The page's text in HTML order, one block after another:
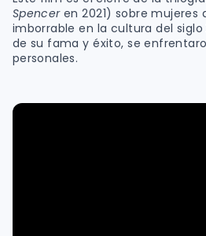
Spenceren 2021) sobre mujeres
imborrable en la cultura del siglo
de su fama y éxito, se
personales.